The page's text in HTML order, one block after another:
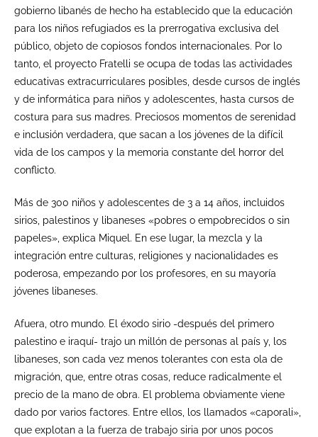
gobierno libanés de hecho ha establecido que la educación
para los niños refugiados es la prerrogativa exclusiva del
público, objeto de copiosos fondos internacionales. Por lo
tanto, el proyecto Fratelli se ocupa de todas las actividades
educativas extracurriculares posibles, desde cursos de inglés
y de informática para niños y adolescentes, hasta cursos de
costura para sus madres. Preciosos momentos de serenidad
e inclusión verdadera, que sacan a los jóvenes de la difícil
vida de los campos y la memoria constante del horror del
conflicto.
Más de 300 niños y adolescentes de 3 a 14 años, incluidos
sirios, palestinos y libaneses «pobres o empobrecidos o sin
papeles», explica Miquel. En ese lugar, la mezcla y la
integración entre culturas, religiones y nacionalidades es
poderosa, empezando por los profesores, en su mayoría
jóvenes libaneses.
Afuera, otro mundo. El éxodo sirio -después del primero
palestino e iraquí- trajo un millón de personas al país y, los
libaneses, son cada vez menos tolerantes con esta ola de
migración, que, entre otras cosas, reduce radicalmente el
precio de la mano de obra. El problema obviamente viene
dado por varios factores. Entre ellos, los llamados «caporali»,
que explotan a la fuerza de trabajo siria por unos pocos